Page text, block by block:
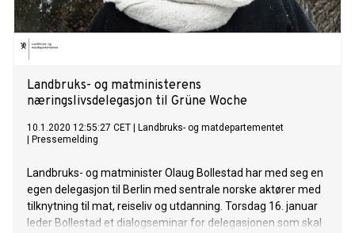
Landbruks- og matministerens
næringslivsdelegasjon til Grüne Woche
10.1.2020 12:55:27 CET
Landbruks- og matdepartementet
Pressemelding
Landbruks- og matminister Olaug Bollestad har med seg en
egen delegasjon til Berlin med sentrale norske aktører med
tilknytning til mat, reiseliv og utdanning. Torsdag 16. januar
leder Bollestad et dialogseminar for delegasjonen som skal